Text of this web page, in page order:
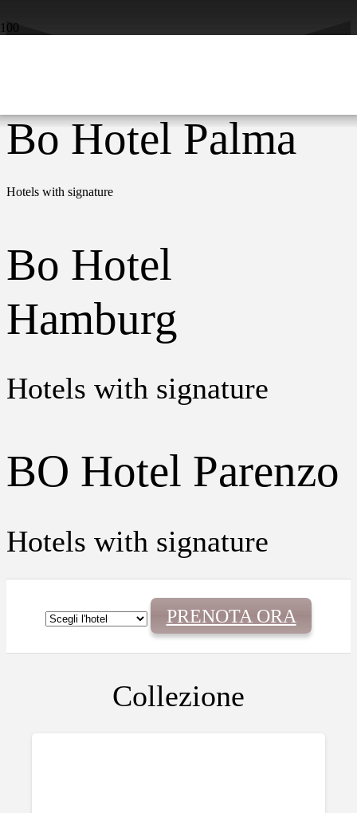
Bo Hotel Palma
Hotels with signature
Bo Hotel
Hamburg
Hotels with signature
BO Hotel Parenzo
Hotels with signature
PRENOTA ORA
Collezione